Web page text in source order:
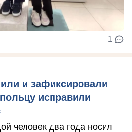
1
и зафиксировали
исправили
человек два года носил